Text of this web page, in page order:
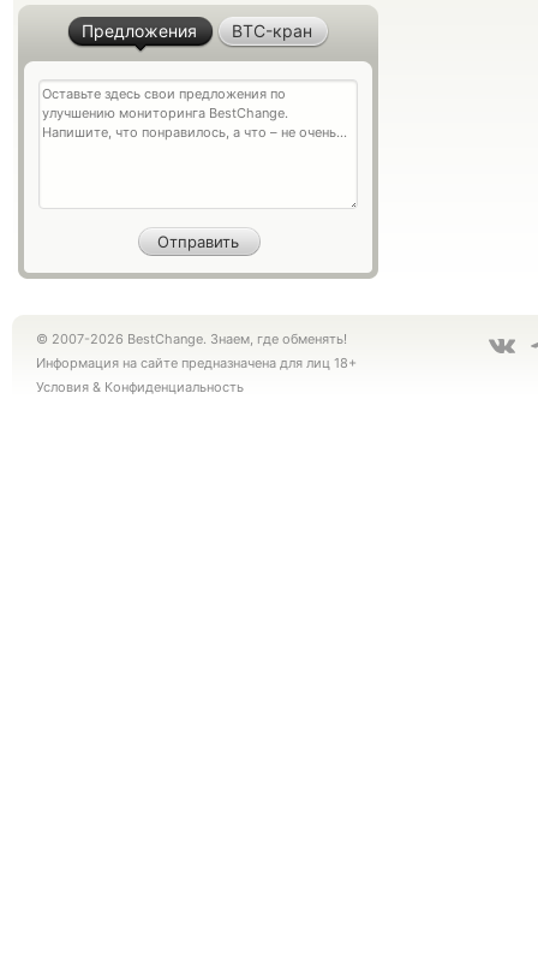
Предложения BTC-кран
© 2007-2026 BestChange. Знаем, где обменять!
Информация на сайте предназначена для лиц 18+
Условия & Конфиденциальность